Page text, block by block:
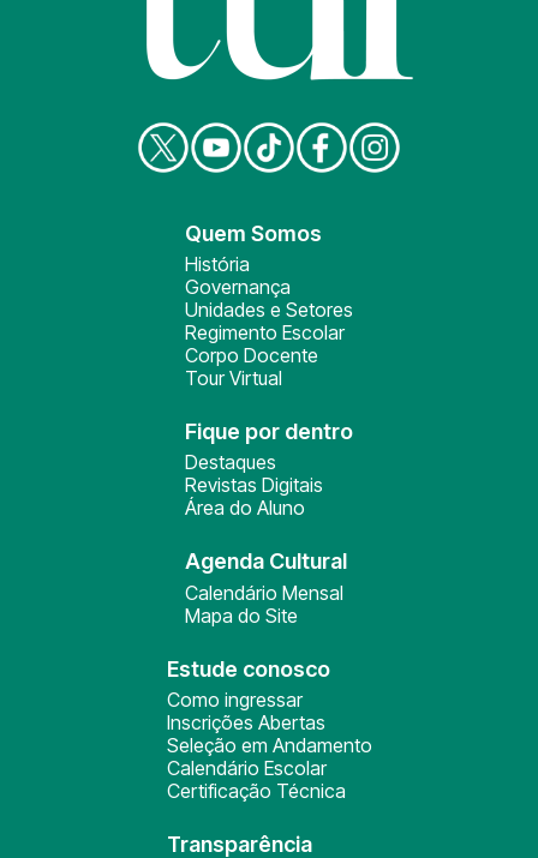
Quem Somos
História
Governança
Unidades e Setores
Regimento Escolar
Corpo Docente
Tour Virtual
Fique por dentro
Destaques
Revistas Digitais
Área do Aluno
Agenda Cultural
Calendário Mensal
Mapa do Site
Estude conosco
Como ingressar
Inscrições Abertas
Seleção em Andamento
Calendário Escolar
Certificação Técnica
Transparência